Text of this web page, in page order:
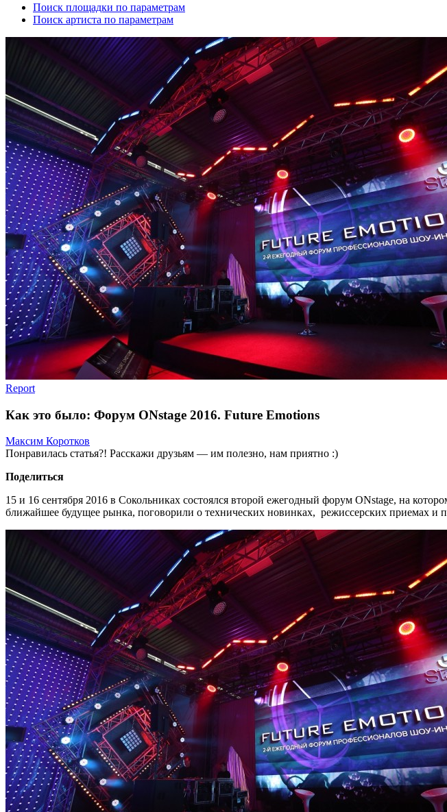
Поиск площадки по параметрам
Поиск артиста по параметрам
Report
Как это было: Форум ONstage 2016. Future Emotions
Максим Коротков
Понравилась статья?! Расскажи друзьям — им полезно, нам приятно :)
Поделиться
15 и 16 сентября 2016 в Сокольниках состоялся второй ежегодный форум ONstage, на
ближайшее будущее рынка, поговорили о технических новинках, режиссерских приемах и